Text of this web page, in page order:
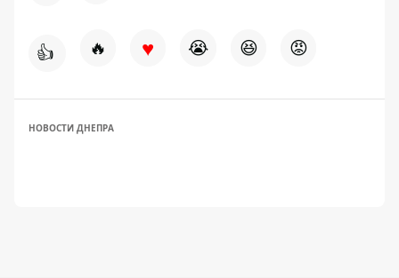
👍 🔥 ♥ 😭 😆 😡
НОВОСТИ ДНЕПРА